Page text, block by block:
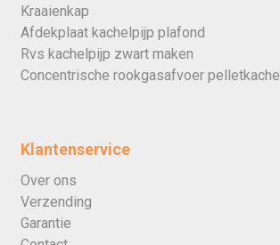
Kraaienkap
Afdekplaat kachelpijp plafond
Rvs kachelpijp zwart maken
Concentrische rookgasafvoer pelletkachel
Klantenservice
Over ons
Verzending
Garantie